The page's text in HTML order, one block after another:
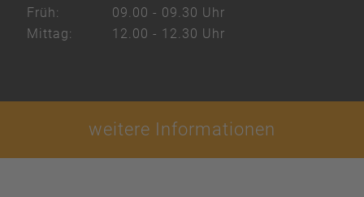
Früh:
09.00 - 09.30 Uhr
Mittag:
12.00 - 12.30 Uhr
weitere Informationen